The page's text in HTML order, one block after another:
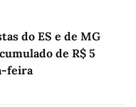
do ES e de MG
de R$ 5
feira